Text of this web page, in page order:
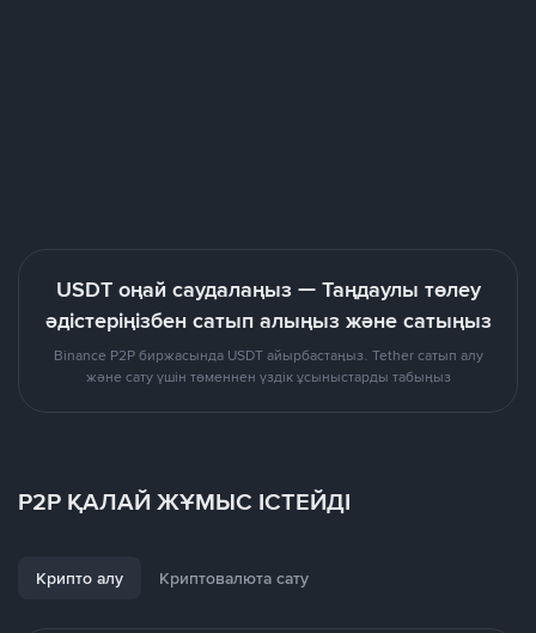
USDT оңай саудалаңыз — Таңдаулы төлеу
әдістеріңізбен сатып алыңыз және сатыңыз
Binance P2P биржасында USDT айырбастаңыз. Tether сатып алу
және сату үшін төменнен үздік ұсыныстарды табыңыз
P2P ҚАЛАЙ ЖҰМЫС ІСТЕЙДІ
Крипто алу Криптовалюта сату